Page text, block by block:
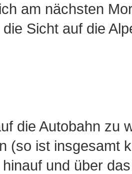
am nächsten
die Sicht auf die
die Autobahn zu
(so ist insgesamt
und über